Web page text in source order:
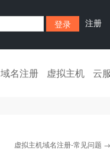
注册
域名注册 虚拟主机 云
虚拟主机域名注册-常见问题